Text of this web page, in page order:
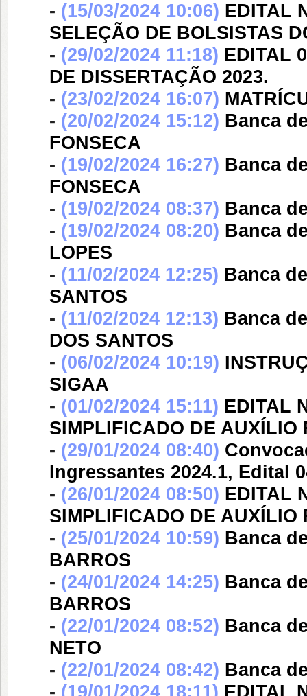
- (15/03/2024 10:06) EDITAL
SELEÇÃO DE BOLSISTAS
- (29/02/2024 11:18) EDITAL
DE DISSERTAÇÃO 2023.
- (23/02/2024 16:07)
- (20/02/2024 15:12) Banca
FONSECA
- (19/02/2024 16:27) Banca
FONSECA
- (19/02/2024 08:37) Banca
- (19/02/2024 08:20) Banca
LOPES
- (11/02/2024 12:25) Banca
SANTOS
- (11/02/2024 12:13) Banca
DOS SANTOS
- (06/02/2024 10:19)
SIGAA
- (01/02/2024 15:11) EDITAL
SIMPLIFICADO DE AUXÍLIO
- (29/01/2024 08:40)
Ingressantes 2024.1, Edital
- (26/01/2024 08:50) EDITAL
SIMPLIFICADO DE AUXÍLIO
- (25/01/2024 10:59) Banca
BARROS
- (24/01/2024 14:25) Banca
BARROS
- (22/01/2024 08:52) Banca
NETO
- (22/01/2024 08:42) Banca
- (19/01/2024 18:11) EDITAL